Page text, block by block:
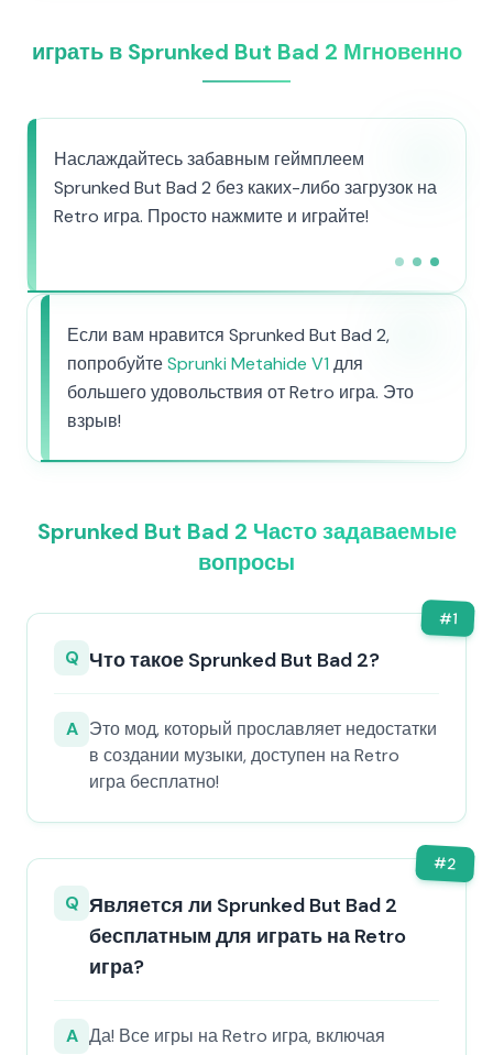
играть в Sprunked But Bad 2 Мгновенно
Наслаждайтесь забавным геймплеем
Sprunked But Bad 2 без каких-либо загрузок на
Retro игра. Просто нажмите и играйте!
Если вам нравится Sprunked But Bad 2,
попробуйтеSprunki Metahide V1 для
большего удовольствия от Retro игра. Это
взрыв!
Sprunked But Bad 2 Часто задаваемые
вопросы
#1
Q Что такое Sprunked But Bad 2?
A Это мод, который прославляет недостатки
в создании музыки, доступен на Retro
игра бесплатно!
#2
Q Является ли Sprunked But Bad 2
бесплатным для играть на Retro
игра?
A Да! Все игры на Retro игра, включая